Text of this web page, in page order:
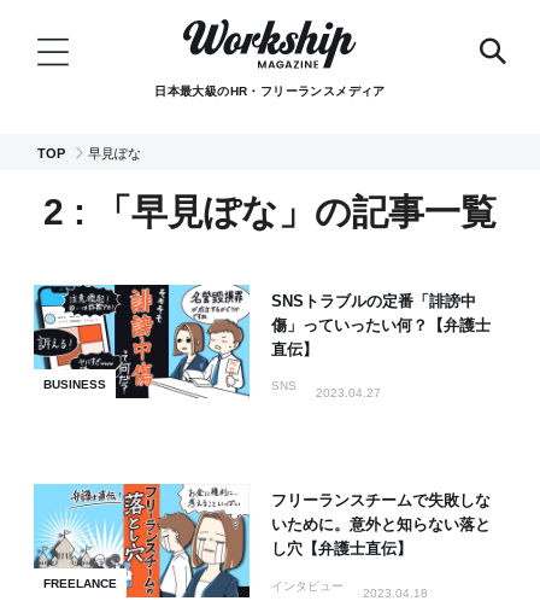
日本最大級のHR・フリーランスメディア
TOP 早見ぽな
2 : 「早見ぽな」の記事一覧
BUSINESS
SNSトラブルの定番「誹謗中
傷」っていったい何？【弁護士
直伝】
SNS
2023.04.27
FREELANCE
フリーランスチームで失敗しな
いために。意外と知らない落と
し穴【弁護士直伝】
インタビュー
2023.04.18